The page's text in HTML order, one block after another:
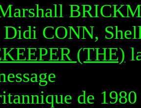
CONN,
(THE)
de